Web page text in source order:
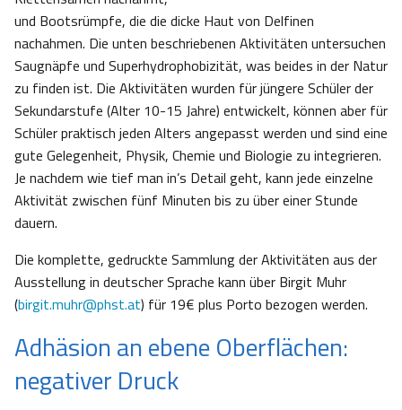
und Bootsrümpfe, die die dicke Haut von Delfinen
nachahmen. Die unten beschriebenen Aktivitäten untersuchen
Saugnäpfe und Superhydrophobizität, was beides in der Natur
zu finden ist. Die Aktivitäten wurden für jüngere Schüler der
Sekundarstufe (Alter 10-15 Jahre) entwickelt, können aber für
Schüler praktisch jeden Alters angepasst werden und sind eine
gute Gelegenheit, Physik, Chemie und Biologie zu integrieren.
Je nachdem wie tief man in’s Detail geht, kann jede einzelne
Aktivität zwischen fünf Minuten bis zu über einer Stunde
dauern.
Die komplette, gedruckte Sammlung der Aktivitäten aus der
Ausstellung in deutscher Sprache kann über Birgit Muhr
(birgit.muhr@phst.at) für 19€ plus Porto bezogen werden.
Adhäsion an ebene Oberflächen:
negativer Druck